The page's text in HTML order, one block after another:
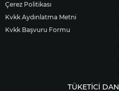
Çerez Politikası
Kvkk Aydınlatma Metni
Kvkk Başvuru Formu
TÜKETİCİ